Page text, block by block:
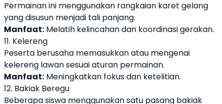
Permainan ini menggunakan rangkaian karet gelang
yang disusun menjadi tali panjang.
Manfaat: Melatih kelincahan dan koordinasi gerakan.
11. Kelereng
Peserta berusaha memasukkan atau mengenai
kelereng lawan sesuai aturan permainan.
Manfaat: Meningkatkan fokus dan ketelitian.
12. Bakiak Beregu
Beberapa siswa menggunakan satu pasang bakiak